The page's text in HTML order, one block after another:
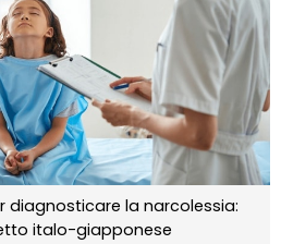
diagnosticare la narcolessia:
italo-giapponese